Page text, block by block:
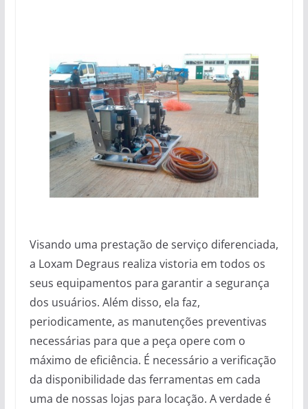
Visando uma prestação de serviço diferenciada,
a Loxam Degraus realiza vistoria em todos os
seus equipamentos para garantir a segurança
dos usuários. Além disso, ela faz,
periodicamente, as manutenções preventivas
necessárias para que a peça opere com o
máximo de eficiência. É necessário a verificação
da disponibilidade das ferramentas em cada
uma de nossas lojas para locação. A verdade é